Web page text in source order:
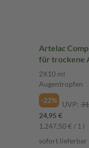
Artelac
für trockene
Augentropfen
2X10 ml
Augentropfen
-22%
UVP:
24,95 €
1.247,50 € / 1 l
sofort lieferbar